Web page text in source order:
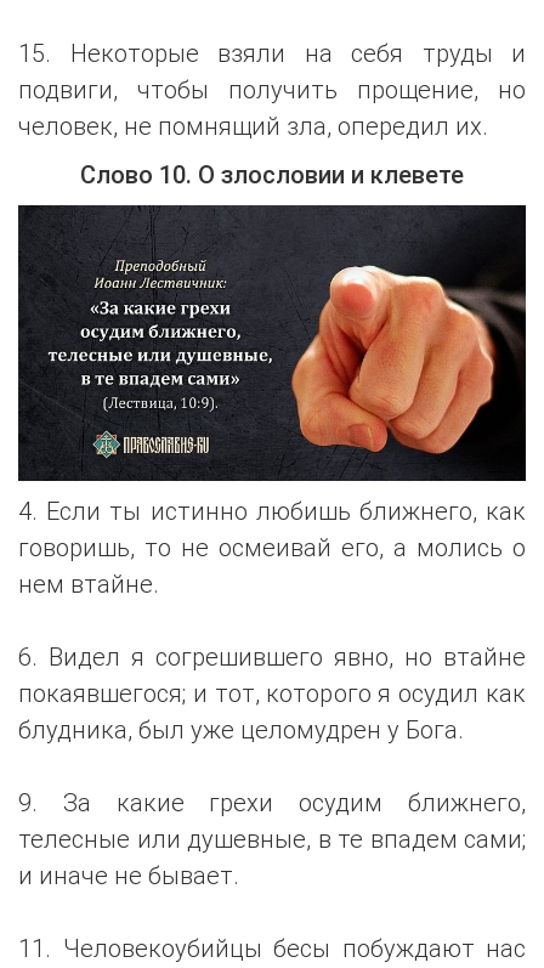
15. Некоторые взяли на себя труды и
подвиги, чтобы получить прощение, но
человек, не помнящий зла, опередил их.
Слово 10. О злословии и клевете
4. Если ты истинно любишь ближнего, как
говоришь, то не осмеивай его, а молись о
нем втайне.
6. Видел я согрешившего явно, но втайне
покаявшегося; и тот, которого я осудил как
блудника, был уже целомудрен у Бога.
9. За какие грехи осудим ближнего,
телесные или душевные, в те впадем сами;
и иначе не бывает.
11. Человекоубийцы бесы побуждают нас